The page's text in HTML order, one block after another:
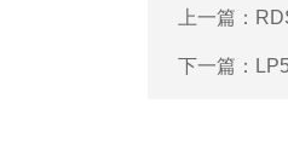
上一篇：
下一篇：